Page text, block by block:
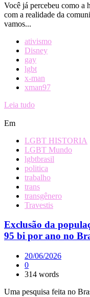
Você já percebeu como a
com a realidade da
vamos...
ativismo
Disney
gay
lgbt
x-man
xman97
Leia tudo
Em
LGBT HISTORIA
LGBT Mundo
lgbtbrasil
politica
trabalho
trans
transgênero
Travestis
Exclusão da
95 bi por ano no
20/06/2026
0
314 words
Uma pesquisa feita no